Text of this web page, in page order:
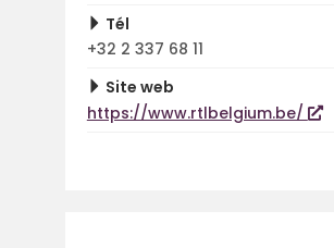
Tél
+32 2 337 68 11
Site web
https://www.rtlbelgium.be/